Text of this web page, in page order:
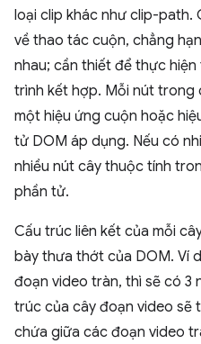
loại clip khác như clip-path.
về thao tác cuộn, chẳng
nhau; cần thiết để thực
trình kết hợp. Mỗi nút trong
một hiệu ứng cuộn hoặc
tử DOM áp dụng. Nếu có
nhiều nút cây thuộc tính
phần tử.
Cấu trúc liên kết của mỗi
bày thưa thớt của DOM. Ví
đoạn video tràn, thì sẽ có 3
trúc của cây đoạn video sẽ
chứa giữa các đoạn video